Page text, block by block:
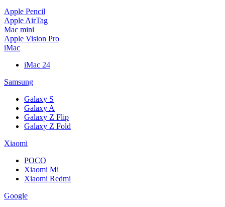
Apple Pencil
Apple AirTag
Mac mini
Apple Vision Pro
iMac
iMac 24
Samsung
Galaxy S
Galaxy A
Galaxy Z Flip
Galaxy Z Fold
Xiaomi
POCO
Xiaomi Mi
Xiaomi Redmi
Google